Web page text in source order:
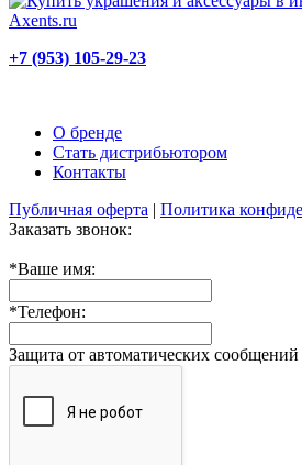
+7 (953) 105-29-23
О бренде
Стать дистрибьютором
Контакты
Публичная оферта | Политика
Заказать звонок:
*Ваше имя:
*Телефон:
Защита от автоматических сообщений